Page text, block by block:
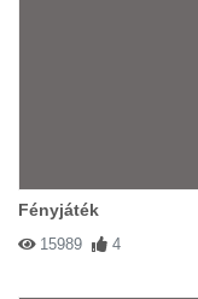
Fényjáték
15989 4